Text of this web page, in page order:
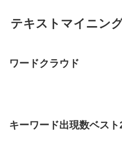
テキストマイニン
ワードクラウド
キーワード出現数ベスト